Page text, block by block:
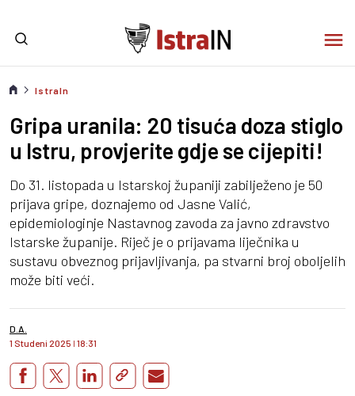
IstraIn
Gripa uranila: 20 tisuća doza stiglo
u Istru, provjerite gdje se cijepiti!
Do 31. listopada u Istarskoj županiji zabilježeno je 50
prijava gripe, doznajemo od Jasne Valić,
epidemiologinje Nastavnog zavoda za javno zdravstvo
Istarske županije. Riječ je o prijavama liječnika u
sustavu obveznog prijavljivanja, pa stvarni broj oboljelih
može biti veći.
D.A.
1 Studeni 2025 I 18:31